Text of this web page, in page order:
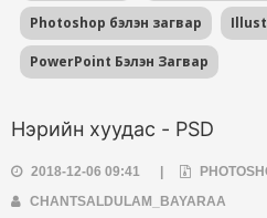
Photoshop бэлэн загвар
PowerPoint Бэлэн Загвар
Нэрийн хуудас - PSD
2018-12-06 09:41
CHANTSALDULAM_BAYARAA